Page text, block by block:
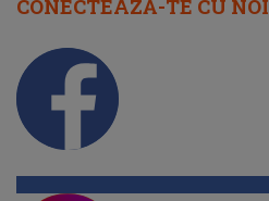
CONECTEAZĂ-TE CU NOI